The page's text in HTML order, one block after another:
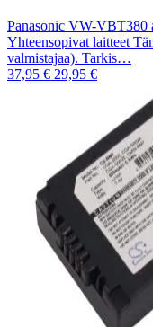
Panasonic VW-VBT380
Yhteensopivat laitteet
valmistajaa). Tarkis…
37,95 € 29,95 €